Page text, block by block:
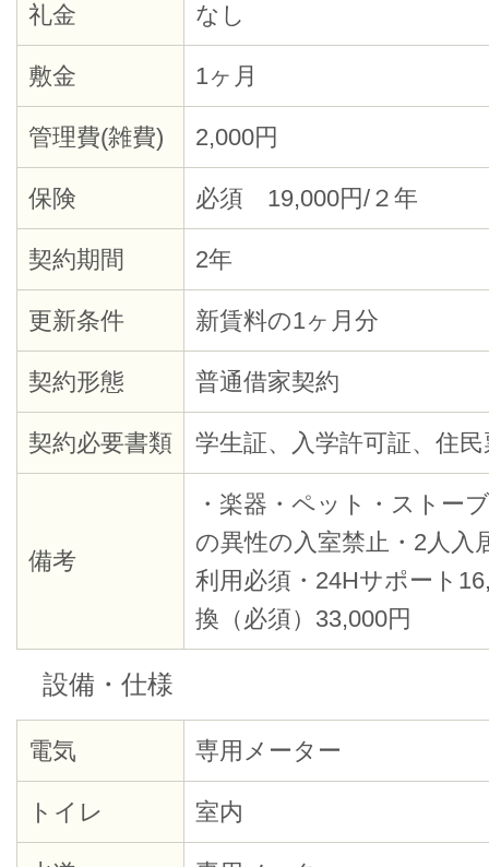
礼金 なし
敷金 1ヶ月
管理費(雑費) 2,000円
保険 必須 19,000円/２年
契約期間 2年
更新条件 新賃料の1ヶ月分
契約形態 普通借家契約
契約必要書類 学生証、入学許可証、住民
備考
・楽器・ペット・ストー
の異性の入室禁止・2人入
利用必須・24Hサポート
換（必須）33,000円
設備・仕様
電気 専用メーター
トイレ 室内